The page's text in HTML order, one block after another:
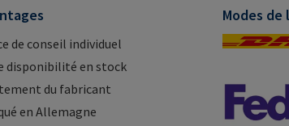
de conseil individuel
disponibilité en stock
du fabricant
en Allemagne
Modes de